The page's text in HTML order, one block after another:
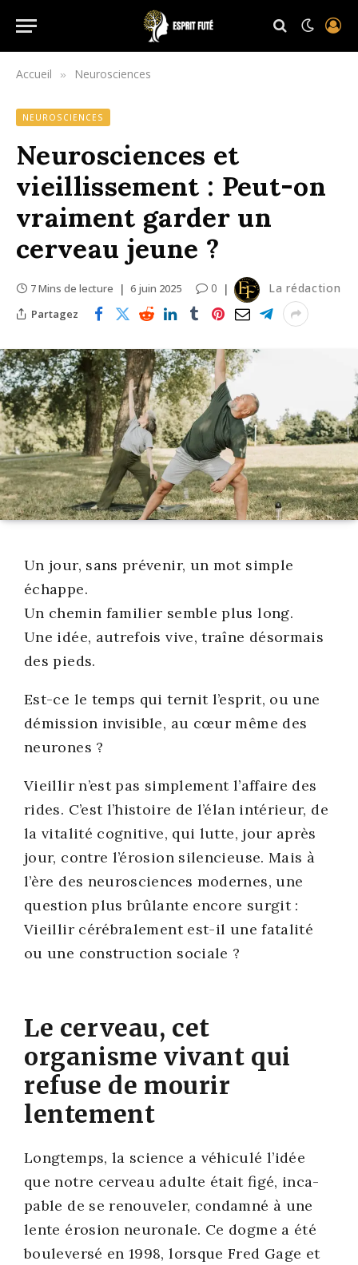
Accueil » Neurosciences
NEUROSCIENCES
Neurosciences et
vieillissement : Peut-on
vraiment garder un
cerveau jeune ?
7 Mins de lecture 6 juin 2025 0 La rédaction
Partagez
Un jour, sans pré­ve­nir, un mot simple
échappe.
Un che­min fami­lier semble plus long.
Une idée, autre­fois vive, traîne désor­mais
des pieds.
Est-ce le temps qui ter­nit l’es­prit, ou une
démis­sion invi­sible, au cœur même des
neu­rones ?
Vieillir n’est pas sim­ple­ment l’af­faire des
rides. C’est l’histoire de l’é­lan inté­rieur, de
la vita­li­té cog­ni­tive, qui lutte, jour après
jour, contre l’érosion silen­cieuse. Mais à
l’ère des neu­ros­ciences modernes, une
ques­tion plus brû­lante encore sur­git :
Vieillir céré­bra­le­ment est-il une fata­li­té
ou une construc­tion sociale ?
Le cerveau, cet
organisme vivant qui
refuse de mourir
lentement
Long­temps, la science a véhi­cu­lé l’idée
que notre cer­veau adulte était figé, inca­
pable de se renou­ve­ler, condam­né à une
lente éro­sion neu­ro­nale. Ce dogme a été
bou­le­ver­sé en 1998, lorsque Fred Gage et